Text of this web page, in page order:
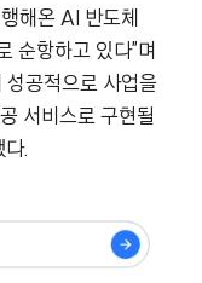
해온 AI 반도체
순항하고 있다”며
공적으로 사업을
서비스로 구현될
.